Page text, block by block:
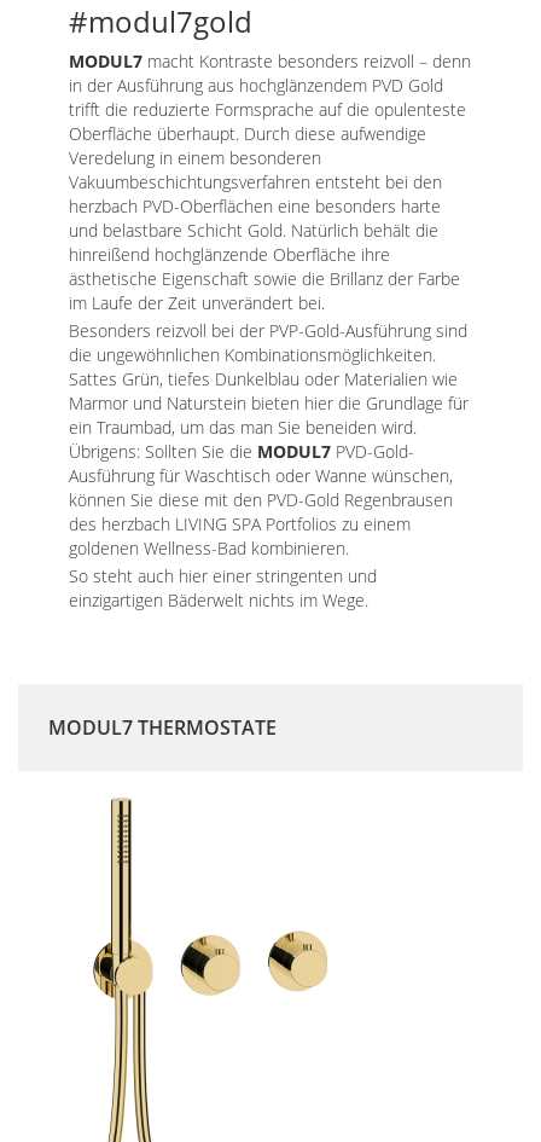
#modul7gold
MODUL7macht Kontraste besonders reizvoll – denn
in der Ausführung aus hochglänzendem PVD Gold
trifft die reduzierte Formsprache auf die opulenteste
Oberfläche überhaupt. Durch diese aufwendige
Veredelung in einem besonderen
Vakuumbeschichtungsverfahren entsteht bei den
herzbach PVD-Oberflächen eine besonders harte
und belastbare Schicht Gold. Natürlich behält die
hinreißend hochglänzende Oberfläche ihre
ästhetische Eigenschaft sowie die Brillanz der Farbe
im Laufe der Zeit unverändert bei.
Besonders reizvoll bei der PVP-Gold-Ausführung sind
die ungewöhn­lichen Kombinationsmöglichkeiten.
Sattes Grün, tiefes Dunkelblau oder Materialien wie
Marmor und Naturstein bieten hier die Grundlage für
ein Traumbad, um das man Sie beneiden wird.
Übrigens: Sollten Sie die MODUL7PVD-Gold-
Ausführung für Waschtisch oder Wanne wünschen,
können Sie diese mit den PVD-Gold Regenbrausen
des herzbach LIVING SPA Portfolios zu einem
goldenen Wellness-Bad kombinieren.
So steht auch hier einer stringenten und
einzigartigen Bäderwelt nichts im Wege.
MODUL7 THERMOSTATE